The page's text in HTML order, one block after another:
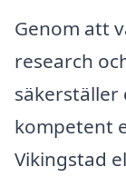
Genom att
research
kompetent
Vikingstad